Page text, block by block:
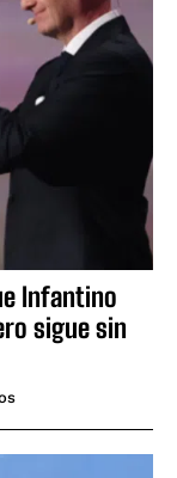
Infantino
sigue sin